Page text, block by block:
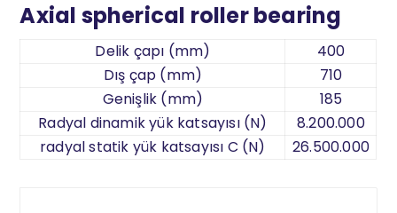
Axial spherical roller bearing
Delik çapı (mm)
400
Dış çap (mm)
710
Genişlik (mm)
185
Radyal dinamik yük katsayısı (N)
8.200.000
radyal statik yük katsayısı C (N)
26.500.000